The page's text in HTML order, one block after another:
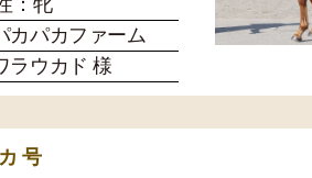
：牝
カパカファーム
ラウカド 様
号